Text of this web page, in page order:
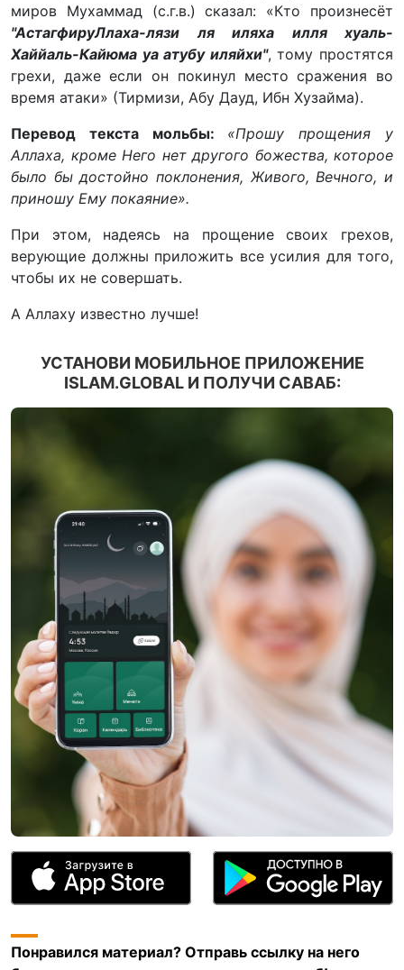
миров Мухаммад (с.г.в.) сказал: «Кто произнесёт
"АстагфируЛлаха-лязи ля иляха илля хуаль-
Хаййаль-Кайюма уа атубу иляйхи", тому простятся
грехи, даже если он покинул место сражения во
время атаки» (Тирмизи, Абу Дауд, Ибн Хузайма).
Перевод текста мольбы: «Прошу прощения у
Аллаха, кроме Него нет другого божества, которое
было бы достойно поклонения, Живого, Вечного, и
приношу Ему покаяние».
При этом, надеясь на прощение своих грехов,
верующие должны приложить все усилия для того,
чтобы их не совершать.
А Аллаху известно лучше!
УСТАНОВИ МОБИЛЬНОЕ ПРИЛОЖЕНИЕ
ISLAM.GLOBAL И ПОЛУЧИ САВАБ:
Понравился материал? Отправь ссылку на него